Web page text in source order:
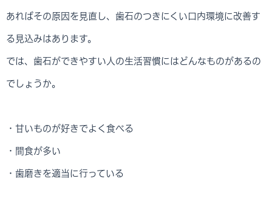
あればその原因を見直し、歯石のつきにくい口内環境に改善す
る見込みはあります。
では、歯石ができやすい人の生活習慣にはどんなものがあるの
でしょうか。
・甘いものが好きでよく食べる
・間食が多い
・歯磨きを適当に行っている